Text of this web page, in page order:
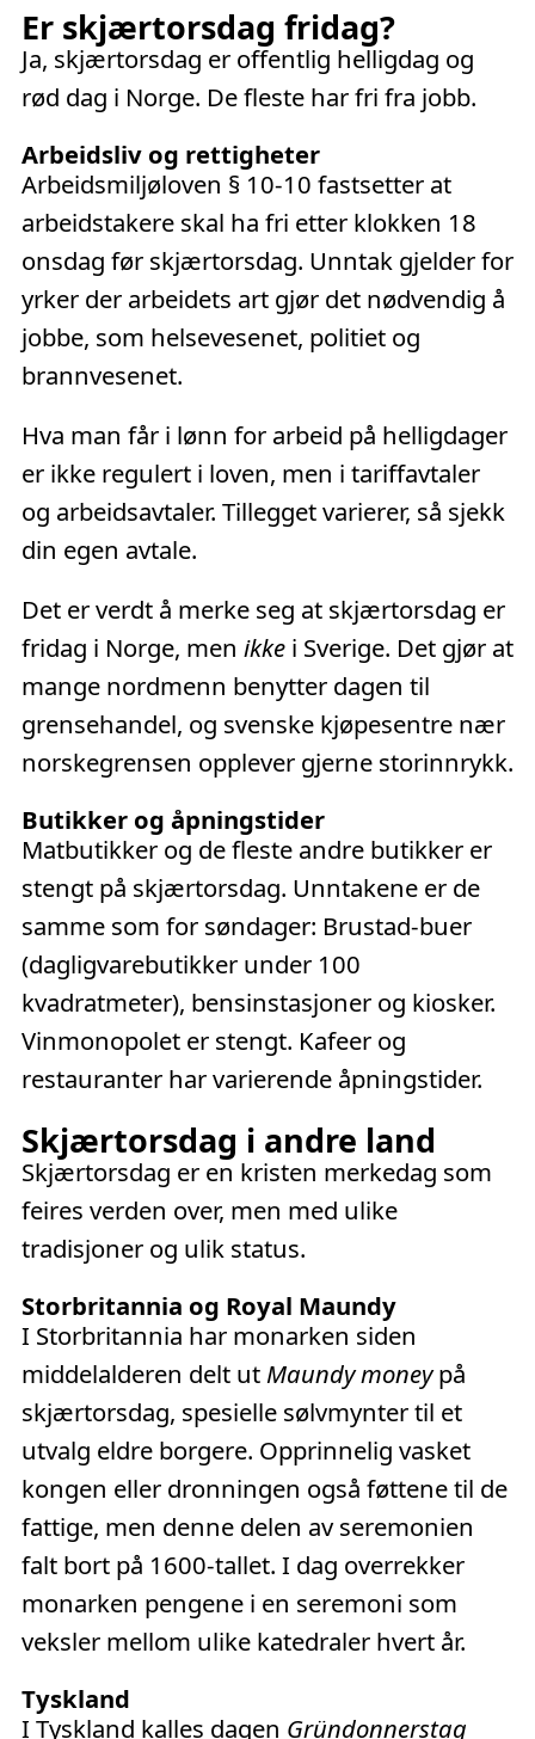
Er skjærtorsdag fridag?
Ja, skjærtorsdag er offentlig helligdag og
rød dag i Norge. De fleste har fri fra jobb.
Arbeidsliv og rettigheter
Arbeidsmiljøloven § 10-10 fastsetter at
arbeidstakere skal ha fri etter klokken 18
onsdag før skjærtorsdag. Unntak gjelder for
yrker der arbeidets art gjør det nødvendig å
jobbe, som helsevesenet, politiet og
brannvesenet.
Hva man får i lønn for arbeid på helligdager
er ikke regulert i loven, men i tariffavtaler
og arbeidsavtaler. Tillegget varierer, så sjekk
din egen avtale.
Det er verdt å merke seg at skjærtorsdag er
fridag i Norge, men ikke i Sverige. Det gjør at
mange nordmenn benytter dagen til
grensehandel, og svenske kjøpesentre nær
norskegrensen opplever gjerne storinnrykk.
Butikker og åpningstider
Matbutikker og de fleste andre butikker er
stengt på skjærtorsdag. Unntakene er de
samme som for søndager: Brustad-buer
(dagligvarebutikker under 100
kvadratmeter), bensinstasjoner og kiosker.
Vinmonopolet er stengt. Kafeer og
restauranter har varierende åpningstider.
Skjærtorsdag i andre land
Skjærtorsdag er en kristen merkedag som
feires verden over, men med ulike
tradisjoner og ulik status.
Storbritannia og Royal Maundy
I Storbritannia har monarken siden
middelalderen delt ut Maundy moneypå
skjærtorsdag, spesielle sølvmynter til et
utvalg eldre borgere. Opprinnelig vasket
kongen eller dronningen også føttene til de
fattige, men denne delen av seremonien
falt bort på 1600-tallet. I dag overrekker
monarken pengene i en seremoni som
veksler mellom ulike katedraler hvert år.
Tyskland
I Tyskland kalles dagen Gründonnerstag